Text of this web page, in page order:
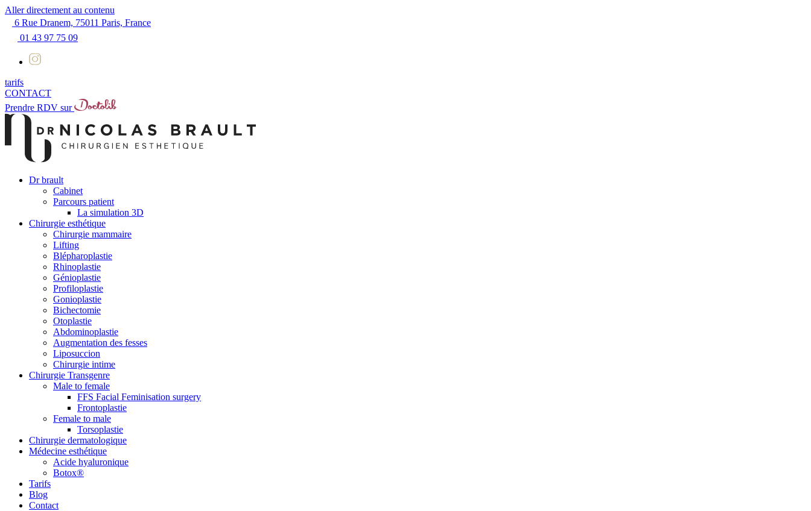
Aller directement au contenu
6 Rue Dranem, 75011 Paris, France
01 43 97 75 09
tarifs
CONTACT
Prendre RDV sur
Dr brault
Cabinet
Parcours patient
La simulation 3D
Chirurgie esthétique
Chirurgie mammaire
Lifting
Blépharoplastie
Rhinoplastie
Génioplastie
Profiloplastie
Gonioplastie
Bichectomie
Otoplastie
Abdominoplastie
Augmentation des fesses
Liposuccion
Chirurgie intime
Chirurgie Transgenre
Male to female
FFS Facial Feminisation surgery
Frontoplastie
Female to male
Torsoplastie
Chirurgie dermatologique
Médecine esthétique
Acide hyaluronique
Botox®
Tarifs
Blog
Contact